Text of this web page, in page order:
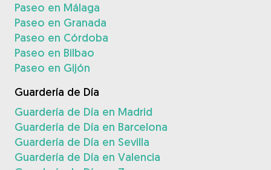
Paseo en Málaga
Paseo en Granada
Paseo en Córdoba
Paseo en Bilbao
Paseo en Gijón
Guardería de Día
Guardería de Día en Madrid
Guardería de Día en Barcelona
Guardería de Día en Sevilla
Guardería de Día en Valencia